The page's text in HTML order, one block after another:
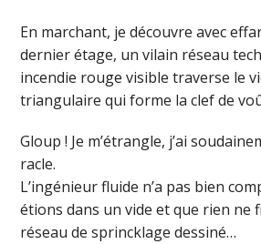
En marchant, je découvre avec
dernier étage, un vilain réseau
incendie rouge visible traverse le
triangulaire qui forme la clef de
Gloup ! Je m’étrangle, j’ai
racle.
L’ingénieur fluide n’a pas bien
étions dans un vide et que rien ne
réseau de sprincklage dessiné…